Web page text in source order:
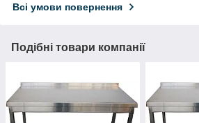
Всі умови повернення
Подібні товари компанії